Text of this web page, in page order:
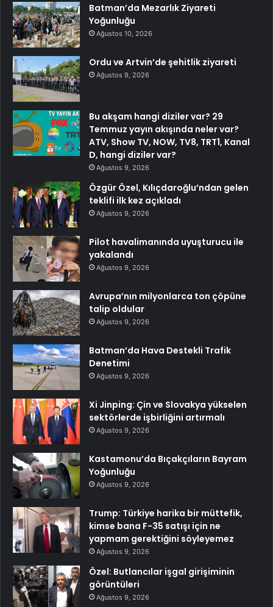
Batman’da Mezarlık Ziyareti
Yoğunluğu
Ağustos 10, 2026
Ordu ve Artvin’de şehitlik ziyareti
Ağustos 9, 2026
Bu akşam hangi diziler var? 29
Temmuz yayın akışında neler var?
ATV, Show TV, NOW, TV8, TRT1, Kanal
D, hangi diziler var?
Ağustos 9, 2026
Özgür Özel, Kılıçdaroğlu’ndan gelen
teklifi ilk kez açıkladı
Ağustos 9, 2026
Pilot havalimanında uyuşturucu ile
yakalandı
Ağustos 9, 2026
Avrupa’nın milyonlarca ton çöpüne
talip oldular
Ağustos 9, 2026
Batman’da Hava Destekli Trafik
Denetimi
Ağustos 9, 2026
Xi Jinping: Çin ve Slovakya yükselen
sektörlerde işbirliğini artırmalı
Ağustos 9, 2026
Kastamonu’da Bıçakçıların Bayram
Yoğunluğu
Ağustos 9, 2026
Trump: Türkiye harika bir müttefik,
kimse bana F-35 satışı için ne
yapmam gerektiğini söyleyemez
Ağustos 9, 2026
Özel: Butlancılar işgal girişiminin
görüntüleri
Ağustos 9, 2026